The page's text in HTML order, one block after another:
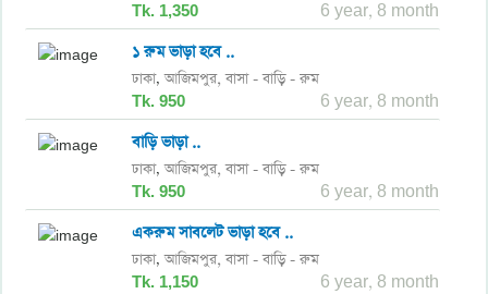
Tk. 1,350 6 year, 8 month
১ রুম ভাড়া হবে ..
ঢাকা,আজিমপুর, বাসা - বাড়ি - রুম
Tk. 950 6 year, 8 month
বাড়ি ভাড়া ..
ঢাকা,আজিমপুর, বাসা - বাড়ি - রুম
Tk. 950 6 year, 8 month
একরুম সাবলেট ভাড়া হবে ..
ঢাকা,আজিমপুর, বাসা - বাড়ি - রুম
Tk. 1,150 6 year, 8 month